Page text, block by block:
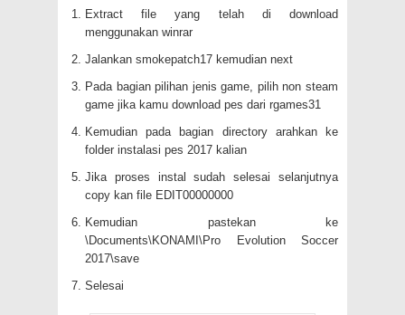
Extract file yang telah di download
menggunakan winrar
Jalankan smokepatch17 kemudian next
Pada bagian pilihan jenis game, pilih non steam
game jika kamu download pes dari rgames31
Kemudian pada bagian directory arahkan ke
folder instalasi pes 2017 kalian
Jika proses instal sudah selesai selanjutnya
copy kan file EDIT00000000
Kemudian pastekan ke
\Documents\KONAMI\Pro Evolution Soccer
2017\save
Selesai